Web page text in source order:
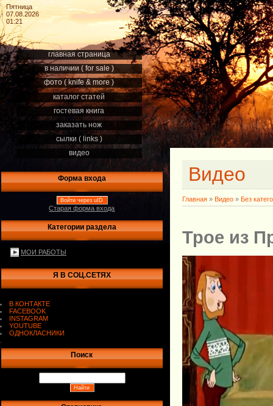
Пятница
07.08.2026
01:21
главная страница
в наличии ( for sale )
фото ( knife & more )
каталог статей
гостевая книга
заказать нож
сылки ( links )
видео
Форма входа
Войти через uID
Старая форма входа
Категории раздела
МОИ РАБОТЫ
Я В СОЦ.СЕТЯХ
В КОНТАКТЕ
FACEBOOK
INSTAGRAM
YOUTUBE
ОДНОКЛАСНИКИ
Поиск
Видео
Главная » Видео » Без
Трое из